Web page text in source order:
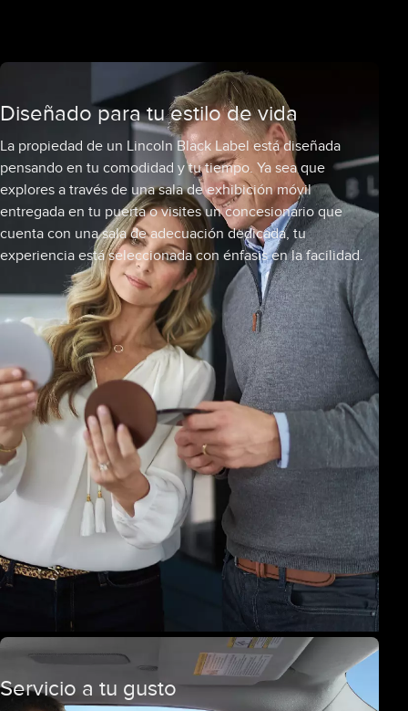
Diseñado para tu estilo de vida
La propiedad de un Lincoln Black Label está diseñada
pensando en tu comodidad y tu tiempo. Ya sea que
explores a través de una sala de exhibición móvil
entregada en tu puerta o visites un concesionario que
cuenta con una sala de adecuación dedicada, tu
experiencia está seleccionada con énfasis en la facilidad.
Servicio a tu gusto